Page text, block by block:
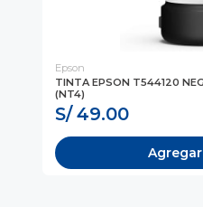
Epson
TINTA EPSON T544120
(NT4)
S/ 49.00